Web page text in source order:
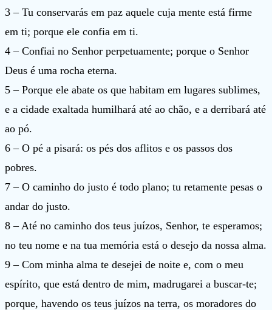
3 – Tu conservarás em paz aquele cuja mente está firme
em ti; porque ele confia em ti.
4 – Confiai no Senhor perpetuamente; porque o Senhor
Deus é uma rocha eterna.
5 – Porque ele abate os que habitam em lugares sublimes,
e a cidade exaltada humilhará até ao chão, e a derribará até
ao pó.
6 – O pé a pisará: os pés dos aflitos e os passos dos
pobres.
7 – O caminho do justo é todo plano; tu retamente pesas o
andar do justo.
8 – Até no caminho dos teus juízos, Senhor, te esperamos;
no teu nome e na tua memória está o desejo da nossa alma.
9 – Com minha alma te desejei de noite e, com o meu
espírito, que está dentro de mim, madrugarei a buscar-te;
porque, havendo os teus juízos na terra, os moradores do